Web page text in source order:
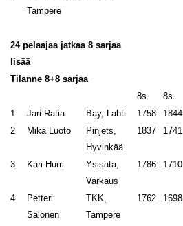
Tampere
24 pelaajaa jatkaa 8 sarjaa
lisää
Tilanne 8+8 sarjaa
8s.
8s.
1
Jari Ratia Bay, Lahti 1758 1844
2
Mika Luoto
Pinjets,
Hyvinkää
1837 1741
3 Kari Hurri
Ysisata,
Varkaus
1786 1710
4
Petteri
Salonen
TKK,
Tampere
1762 1698